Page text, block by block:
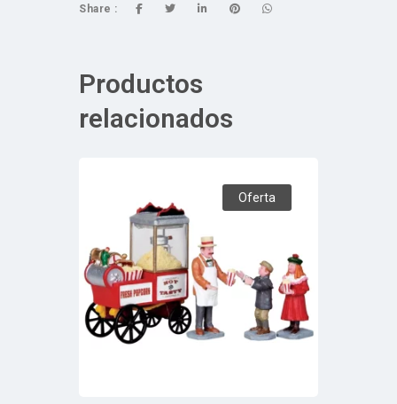
Share :
Productos
relacionados
Oferta